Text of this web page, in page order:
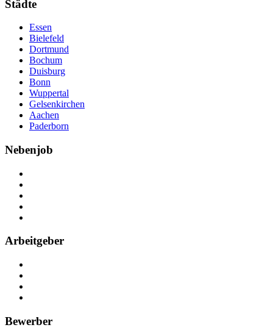
Städte
Essen
Bielefeld
Dortmund
Bochum
Duisburg
Bonn
Wuppertal
Gelsenkirchen
Aachen
Paderborn
Nebenjob
Arbeitgeber
Bewerber